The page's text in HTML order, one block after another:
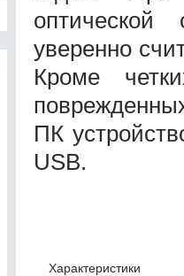
уверенно
Кроме
ПК
USB.
Характеристики